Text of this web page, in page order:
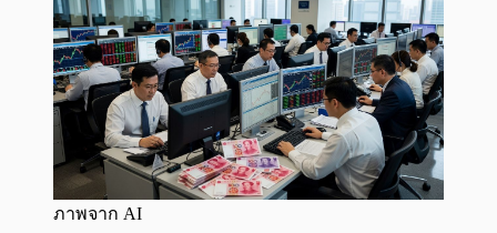
ภาพจาก AI